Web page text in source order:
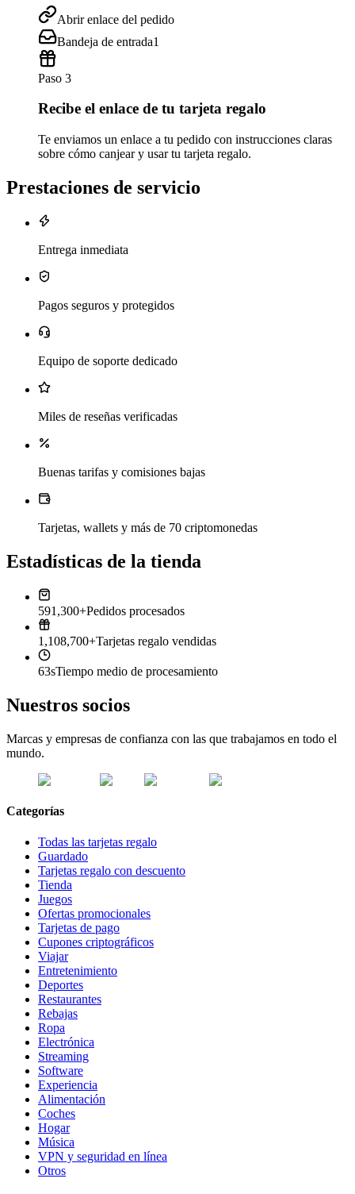
Abrir enlace del pedido
Bandeja de entrada1
Paso 3
Recibe el enlace de tu tarjeta regalo
Te enviamos un enlace a tu pedido con instrucciones claras
sobre cómo canjear y usar tu tarjeta regalo.
Prestaciones de servicio
Entrega inmediata
Pagos seguros y protegidos
Equipo de soporte dedicado
Miles de reseñas verificadas
Buenas tarifas y comisiones bajas
Tarjetas, wallets y más de 70 criptomonedas
Estadísticas de la tienda
591,300+Pedidos procesados
1,108,700+Tarjetas regalo vendidas
63sTiempo medio de procesamiento
Nuestros socios
Marcas y empresas de confianza con las que trabajamos en todo el
mundo.
Categorías
Todas las tarjetas regalo
Guardado
Tarjetas regalo con descuento
Tienda
Juegos
Ofertas promocionales
Tarjetas de pago
Cupones criptográficos
Viajar
Entretenimiento
Deportes
Restaurantes
Rebajas
Ropa
Electrónica
Streaming
Software
Experiencia
Alimentación
Coches
Hogar
Música
VPN y seguridad en línea
Otros